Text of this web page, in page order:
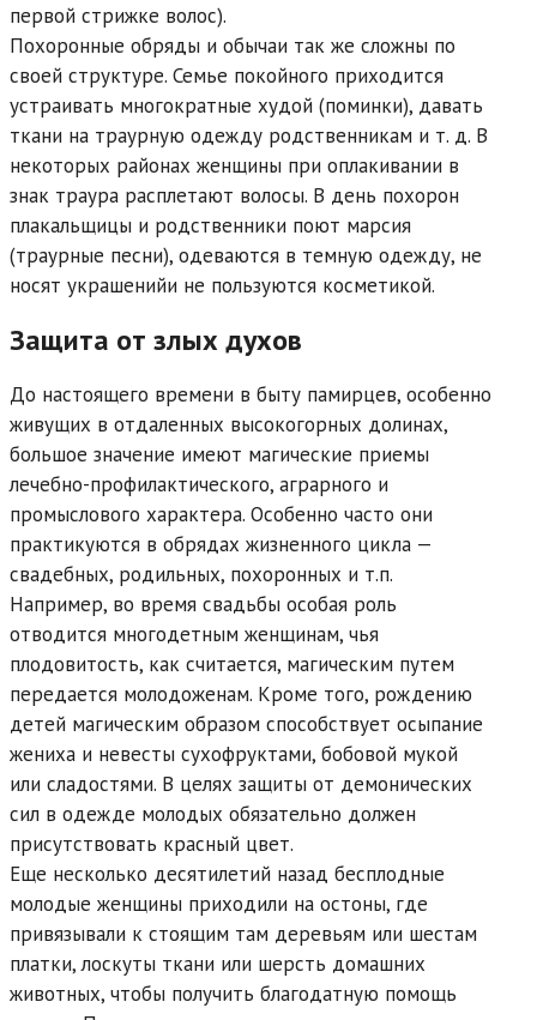
первой стрижке волос).
Похоронные обряды и обычаи так же сложны по
своей структуре. Семье покойного приходится
устраивать многократные худой (поминки), давать
ткани на траурную одежду родственникам и т. д. В
некоторых районах женщины при оплакивании в
знак траура расплетают волосы. В день похорон
плакальщицы и родственники поют марсия
(траурные песни), одеваются в темную одежду, не
носят украшенийи не пользуются косметикой.
Защита от злых духов
До настоящего времени в быту памирцев, особенно
живущих в отдаленных высокогорных долинах,
большое значение имеют магические приемы
лечебно-профилактического, аграрного и
промыслового характера. Особенно часто они
практикуются в обрядах жизненного цикла —
свадебных, родильных, похоронных и т.п.
Например, во время свадьбы особая роль
отводится многодетным женщинам, чья
плодовитость, как считается, магическим путем
передается молодоженам. Кроме того, рождению
детей магическим образом способствует осыпание
жениха и невесты сухофруктами, бобовой мукой
или сладостями. В целях защиты от демонических
сил в одежде молодых обязательно должен
присутствовать красный цвет.
Еще несколько десятилетий назад бесплодные
молодые женщины приходили на остоны, где
привязывали к стоящим там деревьям или шестам
платки, лоскуты ткани или шерсть домашних
животных, чтобы получить благодатную помощь